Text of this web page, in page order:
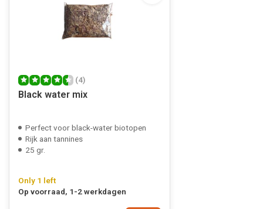
(4)
Black water mix
Perfect voor black-water biotopen
Rijk aan tannines
25 gr.
Only 1 left
Op voorraad, 1-2 werkdagen